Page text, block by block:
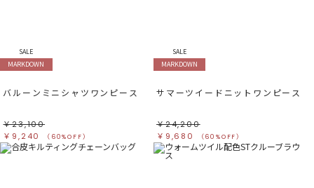
SALE
MARKDOWN
バルーンミニシャツワンピース
￥23,100
￥9,240
（60%OFF）
SALE
MARKDOWN
サマーツイードニットワンピース
￥24,200
￥9,680
（60%OFF）